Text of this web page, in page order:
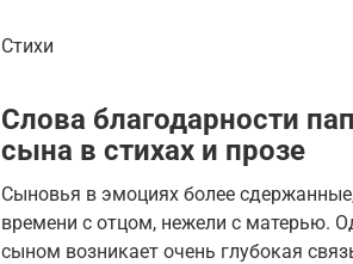
Стихи
Слова благодарности
сына в стихах и прозе
Сыновья в эмоциях более
времени с отцом, нежели с матерью.
сыном возникает очень глубокая